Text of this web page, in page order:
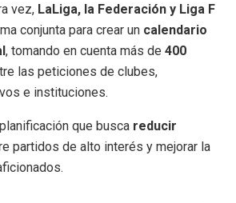
vez, LaLiga, la Federación y Liga F
conjunta para crear un calendario
, tomando en cuenta más de 400
las peticiones de clubes,
e instituciones.
que busca reducir
partidos de alto interés y mejorar la